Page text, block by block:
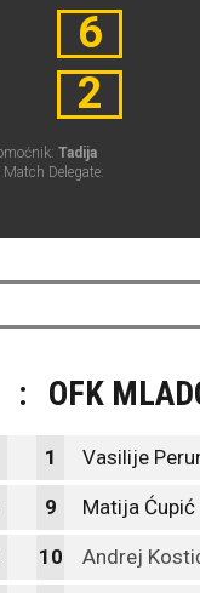
6
2
Tadija
Match Delegate:
: OFK
1 Vasilije
9 Matija Ćupić
10 Andrej